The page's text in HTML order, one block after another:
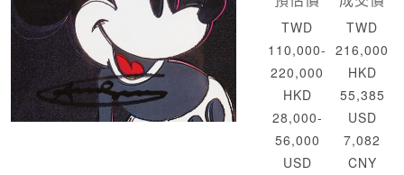
TWD
110,000-
220,000
HKD
28,000-
56,000
USD
TWD
216,000
HKD
55,385
USD
7,082
CNY